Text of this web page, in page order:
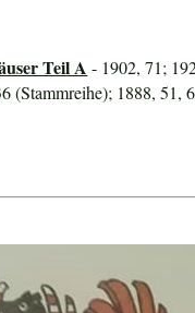
Teil A - 1902, 71;
(Stammreihe); 1888, 51,